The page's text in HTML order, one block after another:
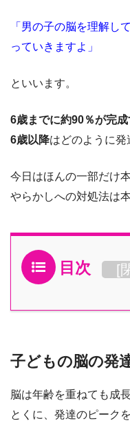
「男の子の脳を理解し
っていきますよ」
といいます。
6歳までに約90％が完成
6歳以降はどのように発
今日はほんの一部だけ
やらかしへの対処法は
目次 [
子どもの脳の発
脳は年齢を重ねても成
とくに、発達のピーク